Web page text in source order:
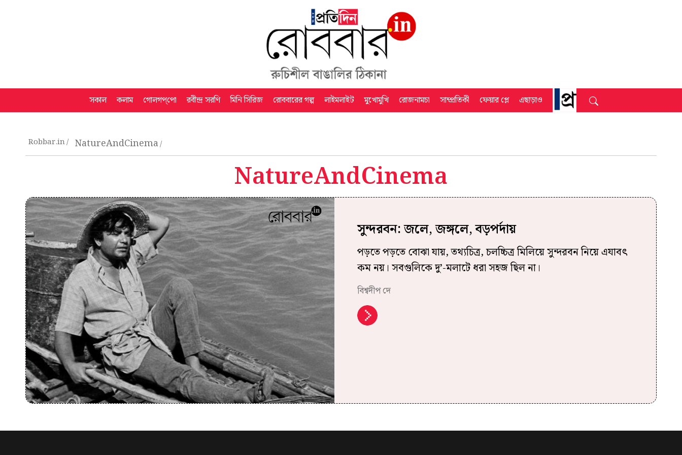
সকাল কলাম গোলগপ্‌পো রবীন্দ্র সরণি মিনি সিরিজ রোববারের গল্প লাইমলাইট মুখোমুখি রোজনামচা সাম্প্রতিকী ফেয়ার প্লে এছাড়াও
Robbar.in NatureAndCinema
NatureAndCinema
সুন্দরবন: জলে, জঙ্গলে, বড়পর্দায়
পড়তে পড়তে বোঝা যায়, তথ্যচিত্র, চলচ্চিত্র মিলিয়ে সুন্দরবন নিয়ে এযাবৎ
কম নয়। সবগুলিকে দু’-ম‌লাটে ধরা সহজ ছিল না।
বিশ্বদীপ দে